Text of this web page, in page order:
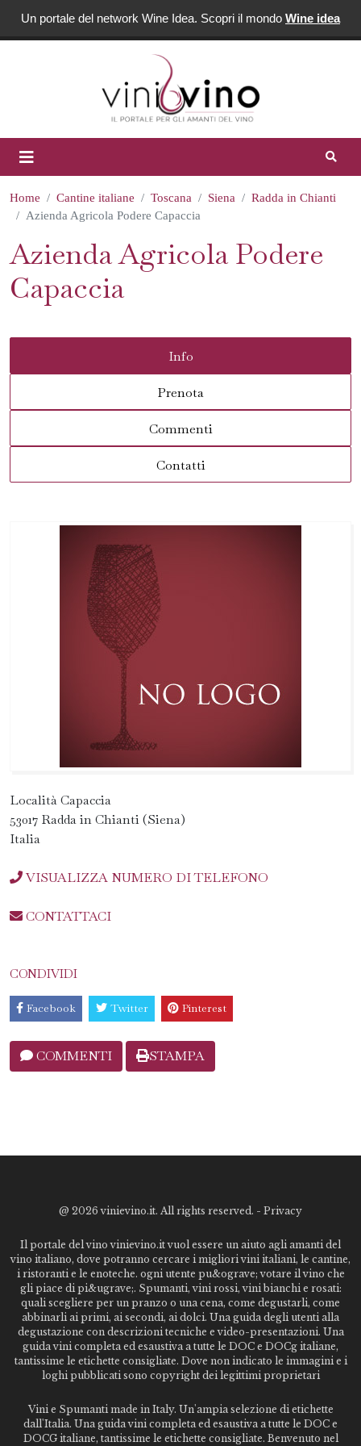
Un portale del network Wine Idea. Scopri il mondo Wine idea
Home Cantine italiane Toscana Siena
Radda in Chianti
Azienda Agricola Podere Capaccia
Azienda Agricola Podere
Capaccia
Info
Prenota
Commenti
Contatti
Località Capaccia
53017 Radda in Chianti (Siena)
Italia
VISUALIZZA NUMERO DI TELEFONO
CONTATTACI
CONDIVIDI
Facebook Twitter Pinterest
COMMENTI STAMPA
@ 2026 vinievino.it. All rights reserved. - Privacy
Il portale del vino vinievino.it vuol essere un aiuto agli amanti del
vino italiano, dove potranno cercare i migliori vini italiani, le cantine,
i ristoranti e le enoteche. ogni utente pu&ograve; votare il vino che
gli piace di pi&ugrave;. Spumanti, vini rossi, vini bianchi e rosati:
quali scegliere per un pranzo o una cena, come degustarli, come
abbinarli ai primi, ai secondi, ai dolci. Una guida degli utenti alla
degustazione con descrizioni tecniche e video-presentazioni. Una
guida vini completa ed esaustiva a tutte le DOC e DOCg italiane,
tantissime le etichette consigliate. Dove non indicato le immagini e i
loghi pubblicati sono copyright dei legittimi proprietari
Vini e Spumanti made in Italy. Un'ampia selezione di etichette
dall'Italia. Una guida vini completa ed esaustiva a tutte le DOC e
DOCG italiane, tantissime le etichette consigliate. Benvenuto nel